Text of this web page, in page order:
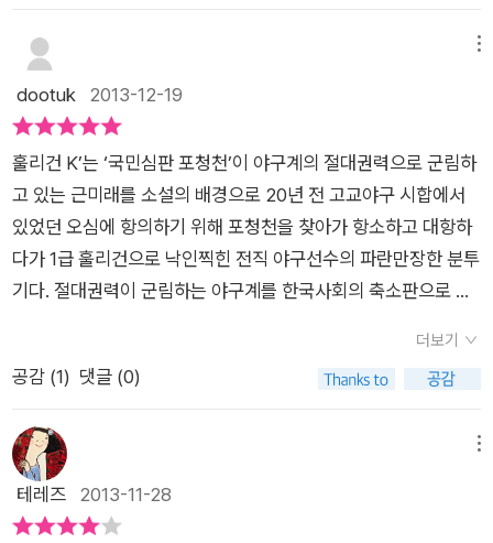
한 권력의 화신이 되어 있다. 그래서 소설 중반까지 포청천이라는
캐릭터에는 쉽게 몰입되지 않았다. 쓸데없이 수식이 많은 문장이
종종 눈에 띄고, 어디까지가 진짜이고 어디까지가 허구인지 알 수
없는 긴 주석은 읽다 보면 소설의 흐름을 끊기 일쑤였다.하지만
이런 단점은 사소하다. 왜냐하면 작가는 전하고자 하는 메시지만
큼은 돌직구로 던지고 있기 때문이다. 절대권력에 대한 한 소시민
의 작지만 거대한 반란. 그 결말은 어쩌면 우리가 상상하는 대로
일 수도, 그렇지 않을 수도 있다. 하지만 결말과 관계없이 그는 이
미 영웅이다. 두려워서 외면하려고만 했던 자신의 정의를 당당히
며 통쾌함을 느꼈던 거야. 오심에 대한 한 선수의 불복종이 야구
를 지켜낸 거야.(213쪽)어차피 바뀌지 않을 거라 체념하며 현실
을 외면하거나 마치 수퍼맨처럼 초인적인 존재가 되어 현실을 뒤
엎는 것만이 부당한 현실에 대응하는 방법은 아니다. 다른 누구도
아닌 오로지 나 자신을 위한 작은 정의를 내보일 용기를 가지는
것, 그것이야말로 절대권력의 무게에 짓밟히지 않고 사는 방법일
다는 생각도 들었다.
도 제법 자세하고 위트 있다.
도 반기를 들면 훌리건으로 간주되어 특별 관리를 당하게 된다.야
구 경기를 관람하는 것은 기본으로 하고 훌리건은 거주이동의 자
유까지 모든 것을 통제 당하고 관리당하며 살게 된다. 전설적인
훌리건이 된 K씨에 대한 이야기를 그의 아들이 대신 이야기해준
다. 야구의 오심, 승부조작. 정당한 항의. 그러한 투쟁의 과정에
대한 서술인데, 이것은 전체주의에 대한 풍자와 독재에 대한 비
판, 그리고 얼마 전 있었던 스포츠 승부조작까지 광범위한 사회
왜 훌리건이 될 수 밖에 없었나 하는 생각도 하게 된다. 그들을 단
순히 스포츠맨쉽을 위배하는 저속적인 행동을 하는 반사회적 인
물들이라고 규정할 것이 아니라 왜 그들이 그렇게 분노하게 되었
는지에 대해 생각해보라고 하는 문제이다.
dootuk 2013-12-19
훌리건 K’는 ‘국민심판 포청천’이 야구계의 절대권력으로 군림하
고 있는 근미래를 소설의 배경으로 20년 전 고교야구 시합에서
있었던 오심에 항의하기 위해 포청천을 찾아가 항소하고 대항하
다가 1급 훌리건으로 낙인찍힌 전직 야구선수의 파란만장한 분투
기다. 절대권력이 군림하는 야구계를 한국사회의 축소판으로 설
한 정보와 언어를 디테일한 묘사와 함께 재치와 위트넘치는 문체
로 그려낸다. 훌리건이 아닌 야구에 관한 이야기로 소설은 시작되
가 특유의 뚝심으로 문제삼고 있다. ‘절대 권력’이라는 지배 체제
를 계속 유지하기 위한 국민심판 '포청천'의 의도적이면서 정치적
인 오심으로 야구선수 생명을 마감한 아버지 ‘훌리건 K’의 삶을
더보기
공감 (1) 댓글 (0)
테레즈 2013-11-28